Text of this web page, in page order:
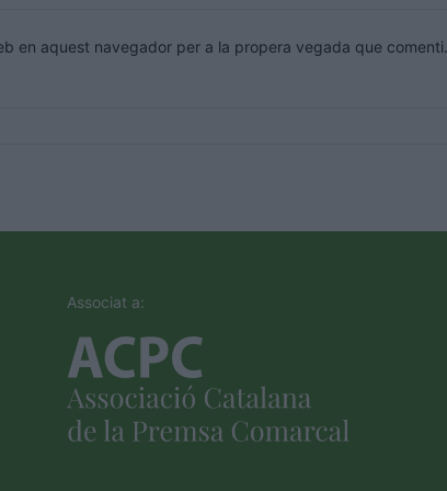
en aquest navegador per a la propera vegada que comenti.
Associat a: